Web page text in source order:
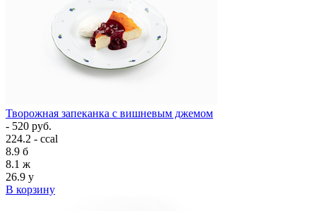
Творожная запеканка с вишневым джемом
- 520 руб.
224.2 - ccal
8.9 б
8.1 ж
26.9 у
В корзину